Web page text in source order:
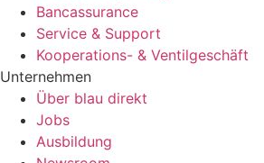
Bancassurance
Service & Support
Kooperations- & Ventilgeschäft
Unternehmen
Über blau direkt
Jobs
Ausbildung